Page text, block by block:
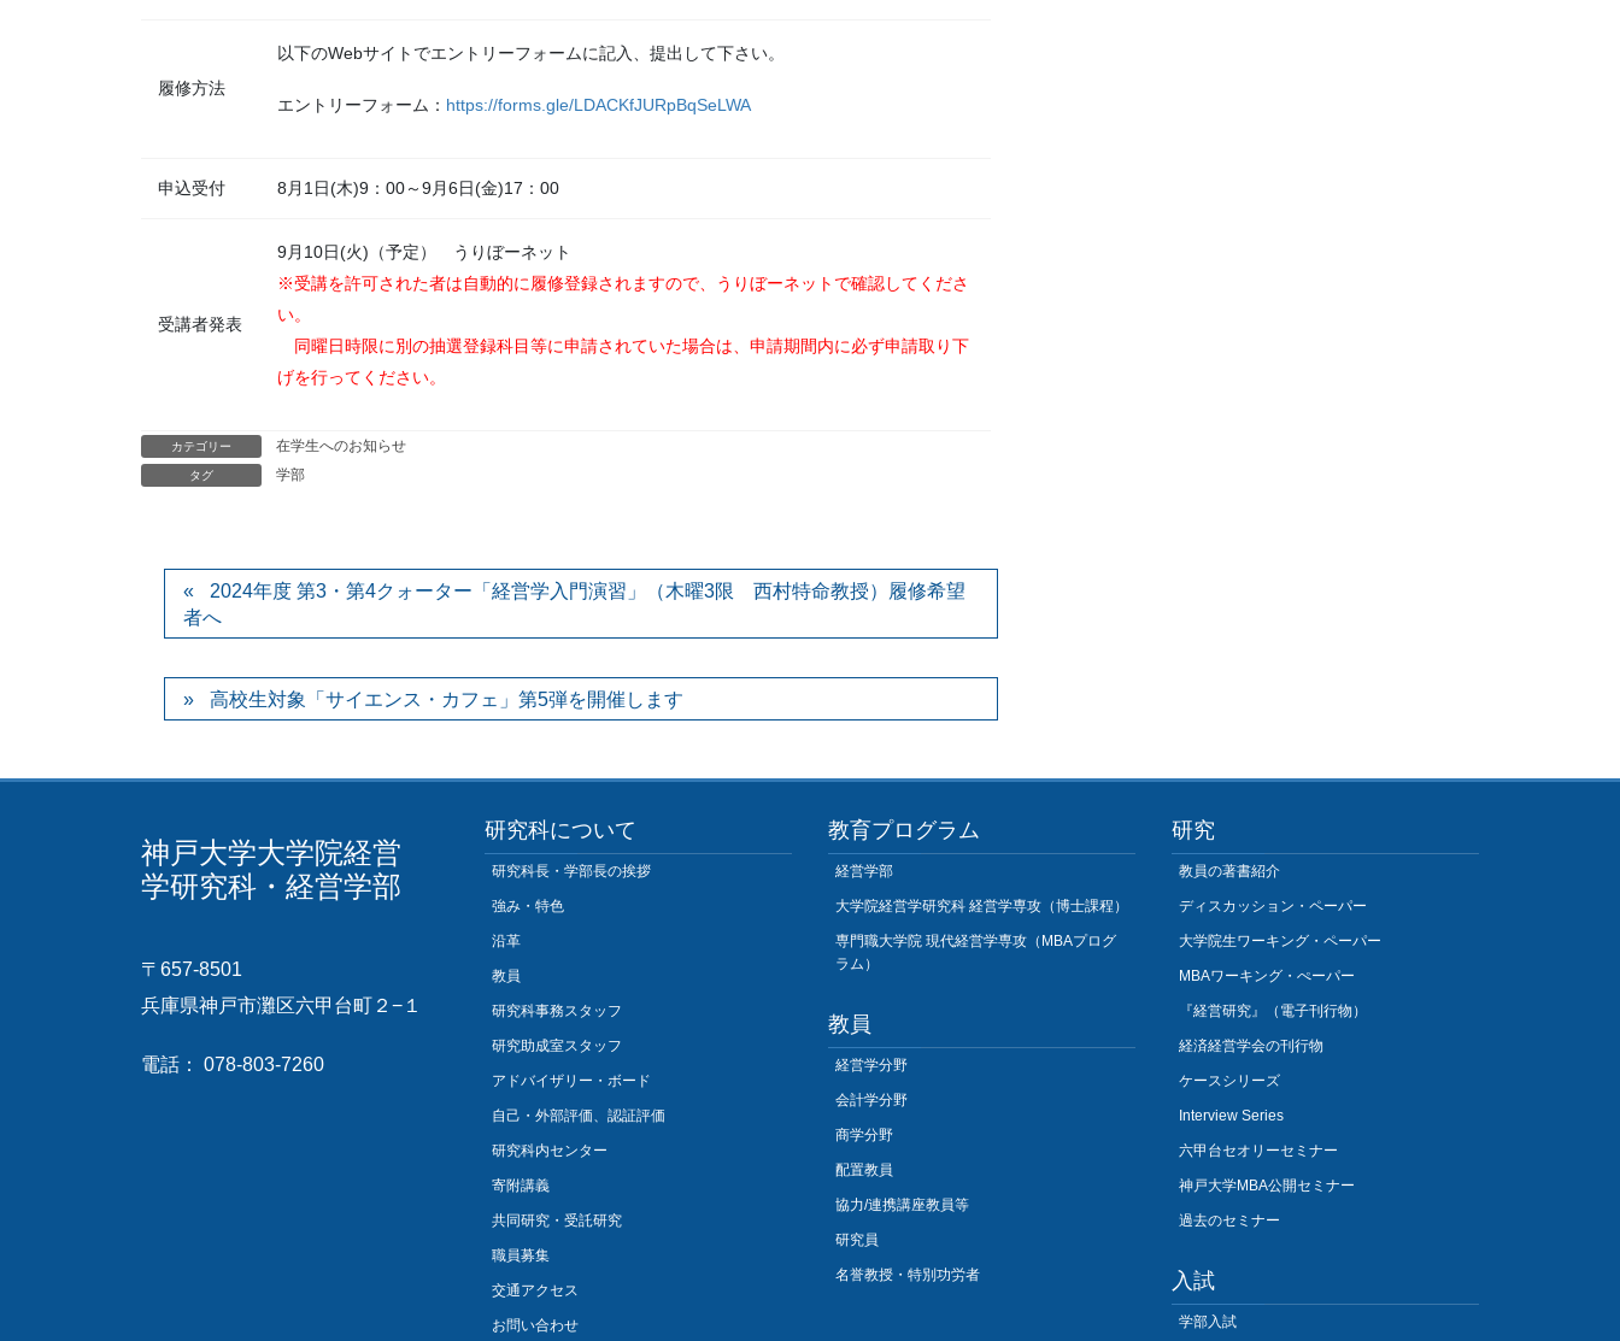
履修方法
以下のWebサイトでエントリーフォームに記入、提出して下さい。
エントリーフォーム： https://forms.gle/LDACKfJURpBqSeLWA
申込受付 8月1日(木)9：00～9月6日(金)17：00
受講者発表
9月10日(火)（予定） うりぼーネット
※受講を許可された者は自動的に履修登録されますので、うりぼーネットで確認してくださ
い。
同曜日時限に別の抽選登録科目等に申請されていた場合は、申請期間内に必ず申請取り下
げを行ってください。
カテゴリー 在学生へのお知らせ
タグ 学部
2024年度 第3・第4クォーター「経営学入門演習」（木曜3限 西村特命教授）履修希望
者へ
高校生対象「サイエンス・カフェ」第5弾を開催します
神戸大学大学院経営
学研究科・経営学部
〒657-8501
兵庫県神戸市灘区六甲台町２−１
電話： 078-803-7260
研究科について
研究科長・学部長の挨拶
強み・特色
沿革
教員
研究科事務スタッフ
研究助成室スタッフ
アドバイザリー・ボード
自己・外部評価、認証評価
研究科内センター
寄附講義
共同研究・受託研究
職員募集
交通アクセス
お問い合わせ
教育プログラム
経営学部
大学院経営学研究科 経営学専攻（博士課程）
専門職大学院 現代経営学専攻（MBAプログ
ラム）
教員
経営学分野
会計学分野
商学分野
配置教員
協力/連携講座教員等
研究員
名誉教授・特別功労者
研究
教員の著書紹介
ディスカッション・ペーパー
大学院生ワーキング・ペーパー
MBAワーキング・ぺーパー
『経営研究』（電子刊行物）
経済経営学会の刊行物
ケースシリーズ
Interview Series
六甲台セオリーセミナー
神戸大学MBA公開セミナー
過去のセミナー
入試
学部入試